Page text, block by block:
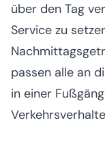
über den Tag
Service zu
passen alle an
in einer